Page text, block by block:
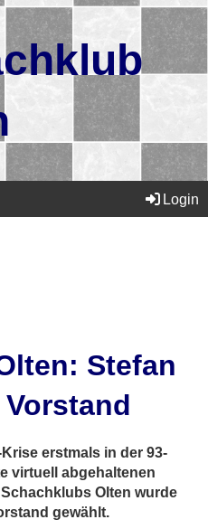
Login
Stefan
erstmals in der 93-
virtuell abgehaltenen
Olten wurde
gewählt.